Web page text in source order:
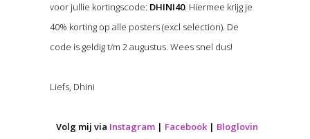
voor jullie kortingscode: DHINI40. Hiermee krijg je
40% korting op alle posters (excl selection). De
code is geldig t/m 2 augustus. Wees snel dus!
Liefs, Dhini
Volg mij via Instagram| Facebook| Bloglovin